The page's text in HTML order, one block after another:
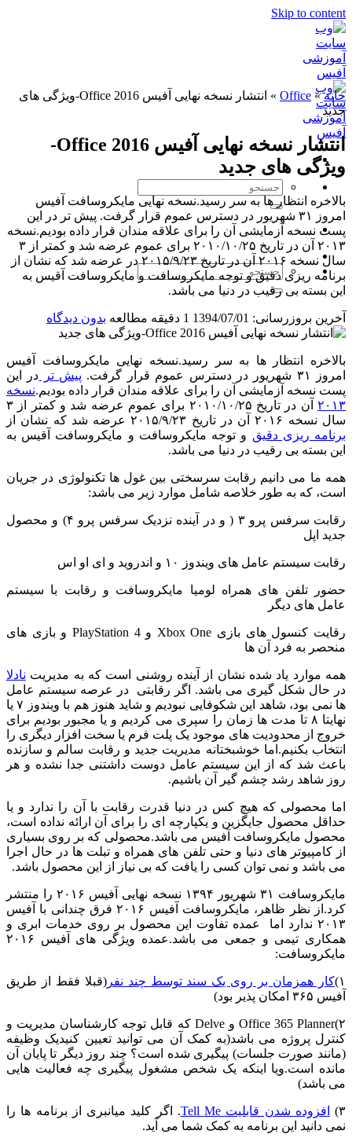
Skip to content
خانه»
Office
»
انتشار نسخه نهایی آفیس Office 2016-ویژگی های
جدید
انتشار نسخه نهایی آفیس Office 2016-
ویژگی های جدید
بالاخره انتظار ها به سر رسید.نسخه نهایی مایکروسافت آفیس
امروز ۳۱ شهریور در دسترس عموم قرار گرفت. پیش تر در این
پست نسخه آزمایشی آن را برای علاقه مندان قرار داده بودیم.نسخه
۲۰۱۳ آن در تاریخ ۲۰۱۰/۱۰/۲۵ برای عموم عرضه شد و کمتر از ۳
سال نسخه ۲۰۱۶ آن در تاریخ ۲۰۱۵/۹/۲۳ در عرضه شد که نشان از
برنامه ریزی دقیق و توجه مایکروسافت و مایکروسافت آقیس به
این بسته بی رقیب در دنیا می باشد.
آخرین بروزرسانی: 1394/07/01 1 دقیقه مطالعه بدون دیدگاه
بالاخره انتظار ها به سر رسید.نسخه نهایی مایکروسافت آفیس
امروز ۳۱ شهریور در دسترس عموم قرار گرفت.
پیش تر در این
پست نسخه آزمایشی آن را برای علاقه مندان قرار داده بودیم.نسخه
۲۰۱۳
آن در تاریخ ۲۰۱۰/۱۰/۲۵ برای عموم عرضه شد و کمتر از ۳
سال نسخه ۲۰۱۶ آن در تاریخ ۲۰۱۵/۹/۲۳ عرضه شد که نشان از
برنامه ریزی دقیق و توجه مایکروسافت و مایکروسافت آقیس به
این بسته بی رقیب در دنیا می باشد.
همه ما می دانیم رقابت سرسختی بین غول ها تکنولوژی در جریان
است، که به طور خلاصه شامل موارد زیر می باشد:
رقابت سرفس پرو ۳ ( و در آینده نزدیک سرفس پرو ۴) و محصول
جدید اپل
رقابت سیستم عامل های ویندوز ۱۰ و اندروید و ای او اس
حضور تلفن های همراه لومیا مایکروسافت و رقابت با سیستم
عامل های دیگر
رقایت کنسول های بازی Xbox One و PlayStation 4 و بازی های
منحصر به فرد آن ها
همه موارد یاد شده نشان از آینده روشنی است که به مدیریت نادلا
در حال شکل گیری می باشد. اگر رقابتی در عرصه سیستم عامل
ها نمی بود، شاهد این شکوفایی نبودیم و شاید هنوز هم با ویندوز ۷ یا
نهایتا ۸ تا مدت ها زمان را سپری می کردیم و یا مجبور بودیم برای
خروج از محدودیت های موجود یک پلت فرم یا سخت افزار دیگری را
انتخاب بکنیم.اما خوشبختانه مدیریت جدید و رقابت سالم و سازنده
باعث شد که از این سیستم عامل دوست داشتنی جدا نشده و هر
روز شاهد رشد چشم گیر آن باشیم.
اما محصولی که هیچ کس در دنیا قدرت رقابت با آن را ندارد و یا
حداقل محصول جایگزین و یکپارچه ای را برای آن ارائه نداده است،
محصول مایکروسافت آفیس می باشد.محصولی که بر روی بسیاری
از کامپیوتر های دنیا و حتی تلفن های همراه و تبلت ها در حال اجرا
می باشد و نمی توان کسی را یافت که بی نیاز از این محصول باشد.
مایکروسافت ۳۱ شهریور ۱۳۹۴ نسخه نهایی آفیس ۲۰۱۶ را منتشر
کرد.از نظر ظاهر، مایکروسافت آفیس ۲۰۱۶ فرق چندانی با آفیس
۲۰۱۳ ندارد اما عمده تفاوت این محصول بر روی خدمات ابری و
همکاری تیمی و جمعی می باشد.عمده ویژگی های آفیس ۲۰۱۶
مایکروسافت:
۱) کار همزمان بر روی یک سند توسط چند نفر(قبلا فقط از طریق
آفیس ۳۶۵ امکان پذیر بود)
۲)Office 365 Planner و Delve که قابل توجه کارشناسان مدیریت و
کنترل پروژه می باشد(به کمک آن می توانید تعیین کنیدیک وظیفه
(مانند صورت جلسات) پیگیری شده است؟ چند روز دیگر تا پایان آن
مانده است.ویا اینکه یک شخص مشغول پیگیری چه فعالیت هایی
می باشد)
۳) افزوده شدن قابلیت Tell Me
. اگر کلید میانبری از برنامه ها را
نمی دانید این برنامه به کمک شما می آید.